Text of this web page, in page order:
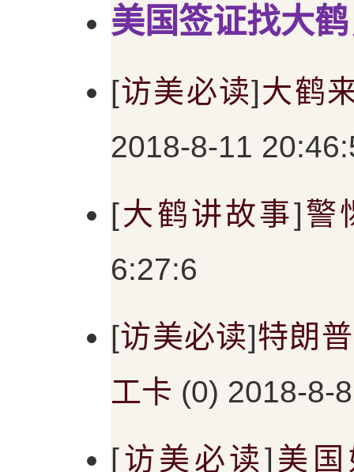
美国签证找大
[访美必读]大鹤
2018-8-11
[大鹤讲故事]警
6:27:6
[访美必读]特朗
工卡 (0) 2018-8-
[访美必读] 美